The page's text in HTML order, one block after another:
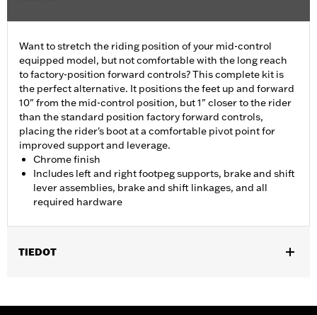
Want to stretch the riding position of your mid-control
equipped model, but not comfortable with the long reach
to factory-position forward controls? This complete kit is
the perfect alternative. It positions the feet up and forward
10" from the mid-control position, but 1" closer to the rider
than the standard position factory forward controls,
placing the rider's boot at a comfortable pivot point for
improved support and leverage.
Chrome finish
Includes left and right footpeg supports, brake and shift
lever assemblies, brake and shift linkages, and all
required hardware
TIEDOT